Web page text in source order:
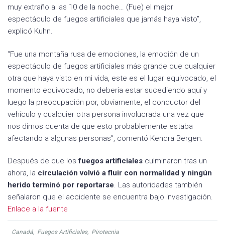
muy extraño a las 10 de la noche… (Fue) el mejor
espectáculo de fuegos artificiales que jamás haya visto”,
explicó Kuhn.
“Fue una montaña rusa de emociones, la emoción de un
espectáculo de fuegos artificiales más grande que cualquier
otra que haya visto en mi vida, este es el lugar equivocado, el
momento equivocado, no debería estar sucediendo aquí y
luego la preocupación por, obviamente, el conductor del
vehículo y cualquier otra persona involucrada una vez que
nos dimos cuenta de que esto probablemente estaba
afectando a algunas personas”, comentó Kendra Bergen.
Después de que losfuegos artificiales culminaron tras un
ahora, la circulación volvió a fluir con normalidad y ningún
herido terminó por reportarse. Las autoridades también
señalaron que el accidente se encuentra bajo investigación.
Enlace a la fuente
Canadá, Fuegos Artificiales, Pirotecnia